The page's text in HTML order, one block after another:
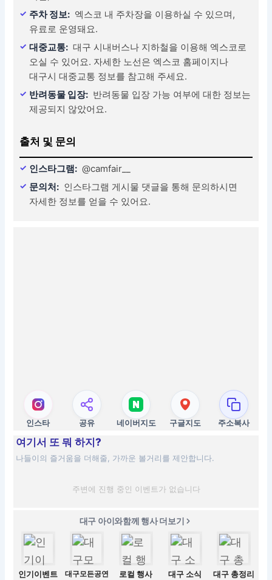
주차 정보: 엑스코 내 주차장을 이용하실 수 있으며,
유료로 운영돼요.
대중교통: 대구 시내버스나 지하철을 이용해 엑스코로
오실 수 있어요. 자세한 노선은 엑스코 홈페이지나
대구시 대중교통 정보를 참고해 주세요.
반려동물 입장: 반려동물 입장 가능 여부에 대한 정보는
제공되지 않았어요.
출처 및 문의
인스타그램: @camfair__
문의처: 인스타그램 게시물 댓글을 통해 문의하시면
자세한 정보를 얻을 수 있어요.
인스타 공유 네이버지도 구글지도 주소복사
여기서 또 뭐 하지?
나들이의 즐거움을 더해줄, 가까운 볼거리를 제안합니다.
주변에 진행 중인 이벤트가 없습니다
대구 아이와함께 행사 더보기
인기이벤트 대구모든공연 로컬 행사 대구 소식 대구 총정리